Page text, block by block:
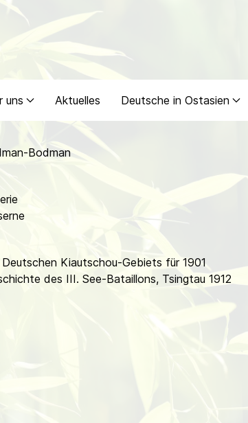
uns Aktuelles Deutsche in Ostasien
Bodman
Kiautschou-Gebiets für 1901
des III. See-Bataillons, Tsingtau 1912